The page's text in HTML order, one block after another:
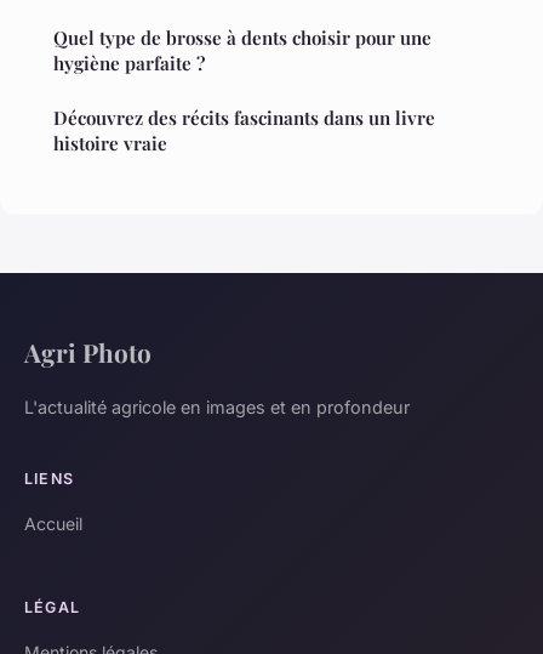
Quel type de brosse à dents choisir pour une
hygiène parfaite ?
Découvrez des récits fascinants dans un livre
histoire vraie
Agri Photo
L'actualité agricole en images et en profondeur
LIENS
Accueil
LÉGAL